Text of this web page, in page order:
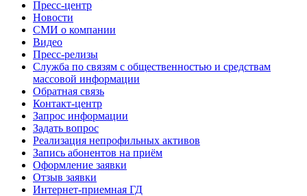
Пресс-центр
Новости
СМИ о компании
Видео
Пресс-релизы
Служба по связям с общественностью и средствам
массовой информации
Обратная связь
Контакт-центр
Запрос информации
Задать вопрос
Реализация непрофильных активов
Запись абонентов на приём
Оформление заявки
Отзыв заявки
Интернет-приемная ГД